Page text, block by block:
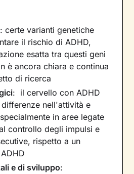
: certe varianti genetiche
il rischio di ADHD,
esatta tra questi geni
è ancora chiara e continua
di ricerca
: il cervello con ADHD
nell'attività e
in aree legate
controllo degli impulsi e
rispetto a un
e di sviluppo: